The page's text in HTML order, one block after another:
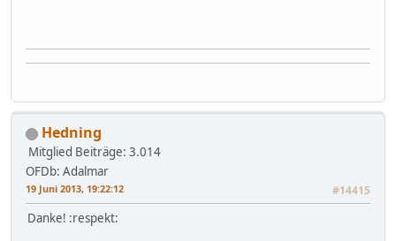
Hedning
Mitglied Beiträge: 3.014
OFDb: Adalmar
19 Juni 2013, 19:22:12 #14415
Danke! :respekt: